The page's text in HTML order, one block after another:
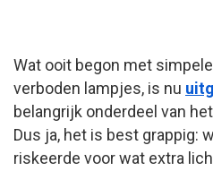
Wat ooit begon met
verboden lampjes, is nu
belangrijk onderdeel van
Dus ja, het is best grappig:
riskeerde voor wat extra